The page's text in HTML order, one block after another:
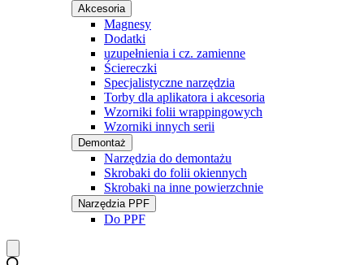
Akcesoria
Magnesy
Dodatki
uzupełnienia i cz. zamienne
Ściereczki
Specjalistyczne narzędzia
Torby dla aplikatora i akcesoria
Wzorniki folii wrappingowych
Wzorniki innych serii
Demontaż
Narzędzia do demontażu
Skrobaki do folii okiennych
Skrobaki na inne powierzchnie
Narzędzia PPF
Do PPF